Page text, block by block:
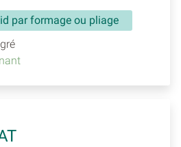
par formage ou pliage